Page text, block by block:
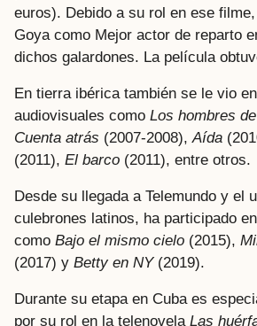
euros). Debido a su rol en ese
Goya como Mejor actor de reparto
dichos galardones. La película
En tierra ibérica también se le vio
audiovisuales como Los hombres
Cuenta atrás (2007-2008),Aída
(2011), El barco (2011), entre otros.
Desde su llegada a Telemundo y el
culebrones latinos, ha participado
como Bajo el mismo cielo (2015),
(2017) y Betty en NY(2019).
Durante su etapa en Cuba es
por su rol en la telenovela Las